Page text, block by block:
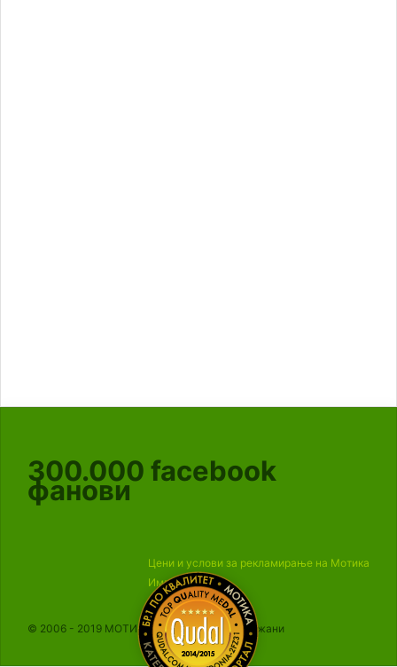
300.000 facebook
фанови
Цени и услови за рекламирање на Мотика
Импресум
© 2006 - 2019 МОТИКА, Сите права се задржани